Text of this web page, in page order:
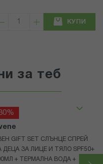
КУПИ
за теб
GIFT SET СЛЪНЦЕ СПРЕЙ
ДЕЦА ЗА ЛИЦЕ И ТЯЛО SPF50+
+ ТЕРМАЛНА ВОДА +